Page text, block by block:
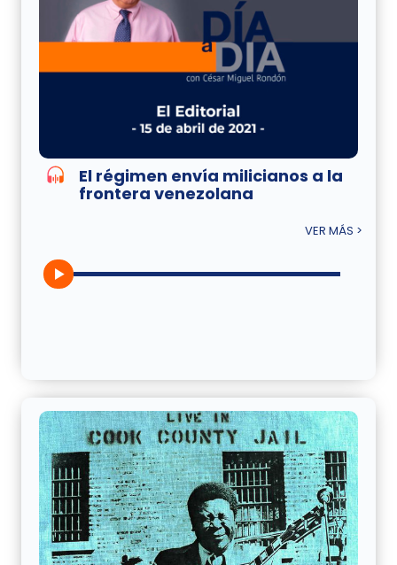
El régimen envía milicianos a la
frontera venezolana
VER MÁS >